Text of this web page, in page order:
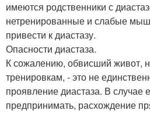
имеются родственники с
нетренированные и слабые
привести к диастазу.
Опасности диастаза.
К сожалению, обвисший живот,
тренировкам, - это не
проявление диастаза. В случае
предпринимать, расхождение